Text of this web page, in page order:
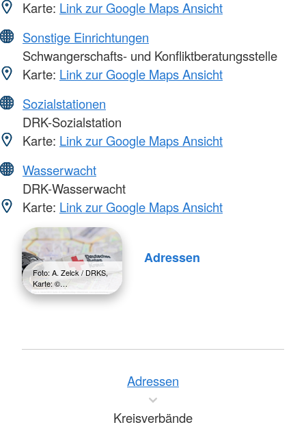
Karte: Link zur Google Maps Ansicht
Sonstige Einrichtungen
Schwangerschafts- und Konfliktberatungsstelle
Karte: Link zur Google Maps Ansicht
Sozialstationen
DRK-Sozialstation
Karte: Link zur Google Maps Ansicht
Wasserwacht
DRK-Wasserwacht
Karte: Link zur Google Maps Ansicht
Foto: A. Zelck / DRKS,
Karte: ©…
Adressen
Adressen
Kreisverbände